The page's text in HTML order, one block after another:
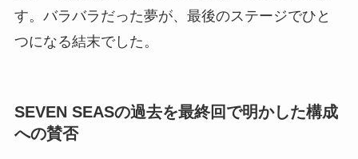
す。バラバラだった夢が、最後のステージでひと
つになる結末でした。
SEVEN SEASの過去を最終回で明かした構成
への賛否